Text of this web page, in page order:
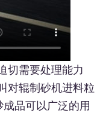
切需要处理能力
对辊制砂机进料粒
品可以广泛的用